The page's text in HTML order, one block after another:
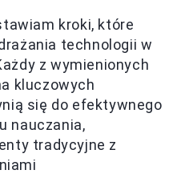
kroki, które
technologii w
z wymienionych
kluczowych
się do efektywnego
nauczania,
tradycyjne z